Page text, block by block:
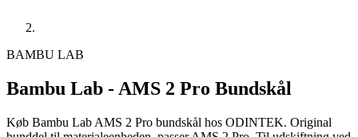
BAMBU LAB
Bambu Lab - AMS 2 Pro Bundskål
Køb Bambu Lab AMS 2 Pro bundskål hos ODINTEK. Original